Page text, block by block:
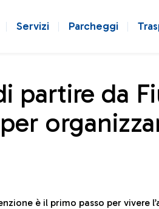
Servizi Parcheggi
partire da
è il primo passo per vivere